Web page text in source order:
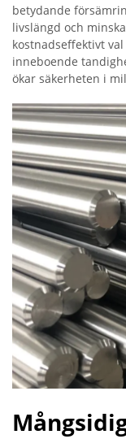
betydande
livslängd och
kostnadseffektivt
inneboende
ökar säkerheten i